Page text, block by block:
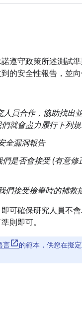
遵守政策所述測試
的安全性報告，並
員合作，協助找出
就會盡力履行下列規
全漏洞報告
是否會接受 (有意
們接受檢舉時的補救
可確保研究人員不
則即可。
言
的範本，供您在擬